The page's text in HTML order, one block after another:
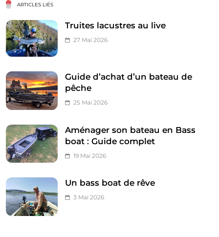
ARTICLES LIÉS
Truites lacustres au live
27 Mai 2026
Guide d’achat d’un bateau de
pêche
25 Mai 2026
Aménager son bateau en Bass
boat : Guide complet
19 Mai 2026
Un bass boat de rêve
3 Mai 2026